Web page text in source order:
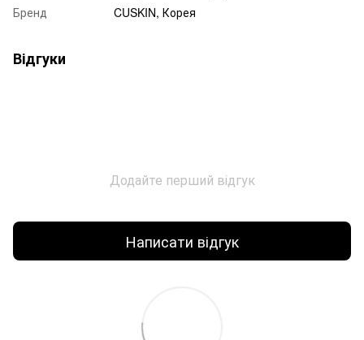
Бренд
CUSKIN, Корея
Відгуки
Додайте перший відгук
Написати відгук